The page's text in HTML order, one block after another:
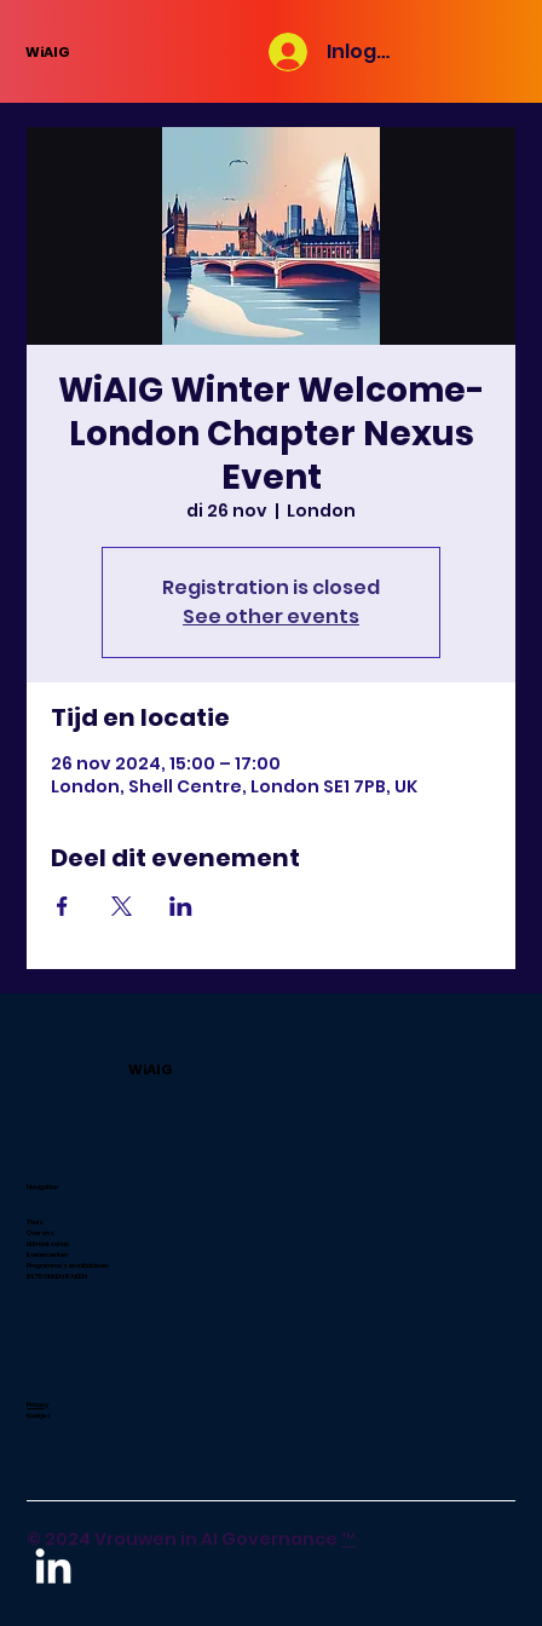
WiAIG Inloggen
WiAIG Winter Welcome-
London Chapter Nexus
Event
di 26 nov
  |
London
Registration is closed
See other events
Tijd en locatie
26 nov 2024, 15:00 – 17:00
London, Shell Centre, London SE1 7PB, UK
Deel dit evenement
WiAIG
Navigation
Thuis
Over ons
Lidmaatschap
Evenementen
Programma's en initiatieven
BETROKKEN RAKEN
© 2024 Vrouwen in AI Governance ™
Privacy
Koekjes